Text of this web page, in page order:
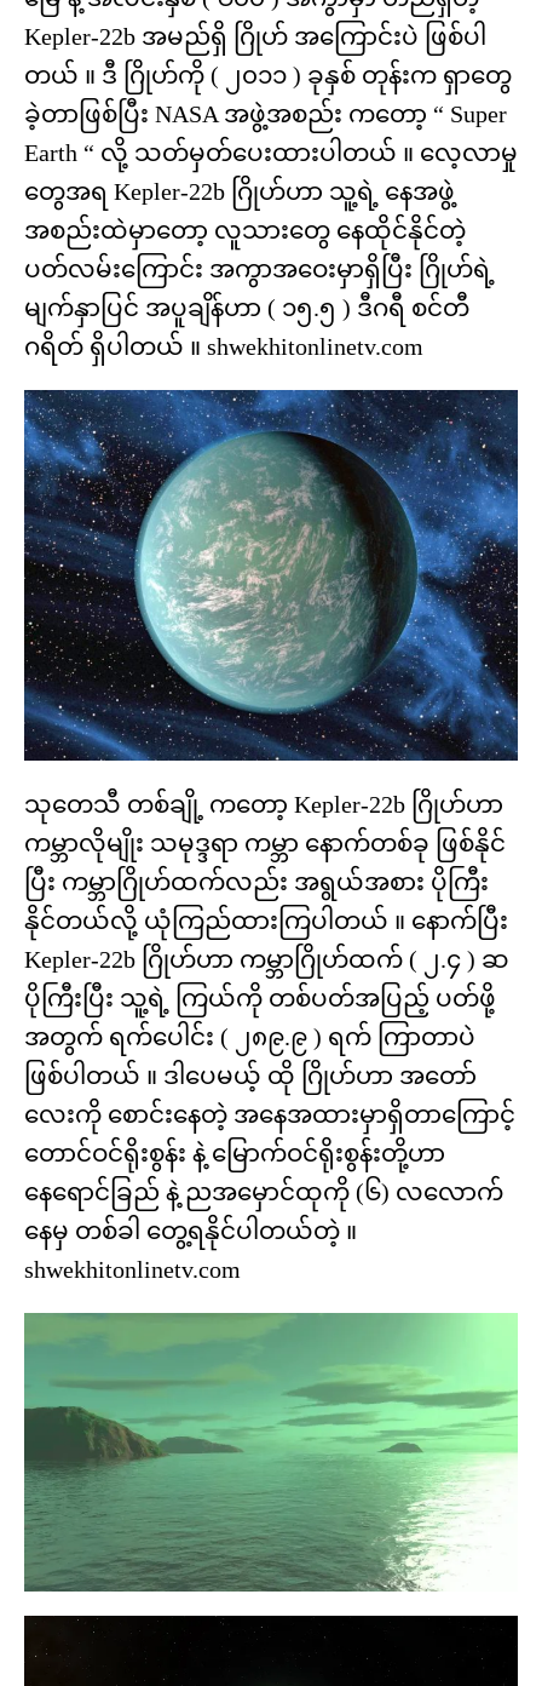
Kepler-22b အမည်ရှိ ဂြိုဟ် အကြောင်းပဲ ဖြစ်ပါ
တယ် ။ ဒီ ဂြိုဟ်ကို ( ၂၀၁၁ ) ခုနှစ် တုန်းက ရှာတွေ
ခဲ့တာဖြစ်ပြီး NASA အဖွဲ့အစည်း ကတော့ “ Super
Earth “ လို့ သတ်မှတ်ပေးထားပါတယ် ။ လေ့လာမှု
တွေအရ Kepler-22b ဂြိုဟ်ဟာ သူ့ရဲ့ နေအဖွဲ့
အစည်းထဲမှာတော့ လူသားတွေ နေထိုင်နိုင်တဲ့
ပတ်လမ်းကြောင်း အကွာအဝေးမှာရှိပြီး ဂြိုဟ်ရဲ့
မျက်နှာပြင် အပူချိန်ဟာ ( ၁၅.၅ ) ဒီဂရီ စင်တီ
ဂရိတ် ရှိပါတယ် ။ shwekhitonlinetv.com
သုတေသီ တစ်ချို့ ကတော့ Kepler-22b ဂြိုဟ်ဟာ
ကမ္ဘာလိုမျိုး သမုဒ္ဒရာ ကမ္ဘာ နောက်တစ်ခု ဖြစ်နိုင်
ပြီး ကမ္ဘာဂြိုဟ်ထက်လည်း အရွယ်အစား ပိုကြီး
နိုင်တယ်လို့ ယုံကြည်ထားကြပါတယ် ။ နောက်ပြီး
Kepler-22b ဂြိုဟ်ဟာ ကမ္ဘာဂြိုဟ်ထက် ( ၂.၄ ) ဆ
ပိုကြီးပြီး သူ့ရဲ့ ကြယ်ကို တစ်ပတ်အပြည့် ပတ်ဖို့
အတွက် ရက်ပေါင်း ( ၂၈၉.၉ ) ရက် ကြာတာပဲ
ဖြစ်ပါတယ် ။ ဒါပေမယ့် ထို ဂြိုဟ်ဟာ အတော်
လေးကို စောင်းနေတဲ့ အနေအထားမှာရှိတာကြောင့်
တောင်ဝင်ရိုးစွန်း နဲ့ မြောက်ဝင်ရိုးစွန်းတို့ဟာ
နေရောင်ခြည် နဲ့ ညအမှောင်ထုကို (၆) လလောက်
နေမှ တစ်ခါ တွေ့ရနိုင်ပါတယ်တဲ့ ။
shwekhitonlinetv.com